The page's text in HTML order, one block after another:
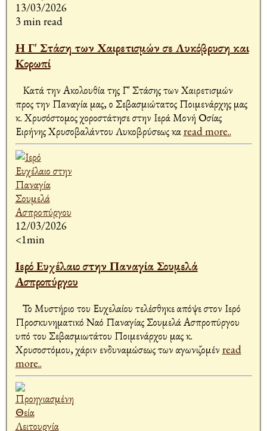
13/03/2026
3 min read
Η Γ' Στάση των Χαιρετισμών σε Λυκόβρυση και
Κορωπί
Κατά την Ακολουθία της Γ' Στάσης των Χαιρετισμών
προς την Παναγία μας, ο Σεβασμιώτατος Ποιμενάρχης μας
κ. Χρυσόστομος χοροστάτησε στην Ιερά Μονή Οσίας
Ειρήνης Χρυσοβαλάντου Λυκοβρύσεως καread more..
12/03/2026
<1min
Ιερό Ευχέλαιο στην Παναγία Σουμελά
Ασπροπύργου
Το Μυστήριο του Ευχελαίου τελέσθηκε απόψε στον Ιερό
Προσκυνηματικό Ναό Παναγίας Σουμελά Ασπροπύργου
υπό του Σεβασμιωτάτου Ποιμενάρχου μας κ.
Χρυσοστόμου, χάριν ενδυναμώσεως των αγωνιζομέν read
more..